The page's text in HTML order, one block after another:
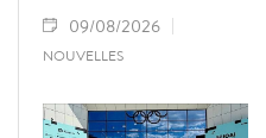
09/08/2026
NOUVELLES